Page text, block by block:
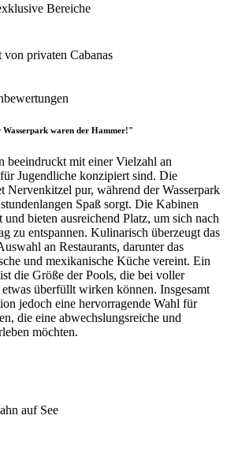
Bereiche
privaten Cabanas
waren der Hammer!"
beeindruckt mit einer Vielzahl an
Jugendliche konzipiert sind. Die
Nervenkitzel pur, während der Wasserpark
Spaß sorgt. Die Kabinen
bieten ausreichend Platz, um sich nach
zu entspannen. Kulinarisch überzeugt das
an Restaurants, darunter das
und mexikanische Küche vereint. Ein
die Größe der Pools, die bei voller
überfüllt wirken können. Insgesamt
jedoch eine hervorragende Wahl für
die eine abwechslungsreiche und
möchten.
auf See